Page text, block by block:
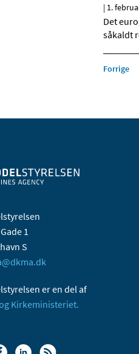
| 1.
Det
såkaldt
Forrige
1
S
er en del af
Kirkeministeriet.